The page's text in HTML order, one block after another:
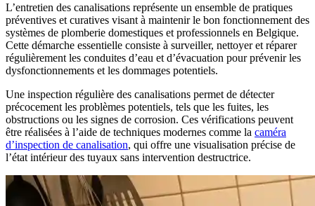
L’entretien des canalisations représente un ensemble de pratiques
préventives et curatives visant à maintenir le bon fonctionnement des
systèmes de plomberie domestiques et professionnels en Belgique.
Cette démarche essentielle consiste à surveiller, nettoyer et réparer
régulièrement les conduites d’eau et d’évacuation pour prévenir les
dysfonctionnements et les dommages potentiels.
Une inspection régulière des canalisations permet de détecter
précocement les problèmes potentiels, tels que les fuites, les
obstructions ou les signes de corrosion. Ces vérifications peuvent
être réalisées à l’aide de techniques modernes comme la caméra
d’inspection de canalisation, qui offre une visualisation précise de
l’état intérieur des tuyaux sans intervention destructrice.